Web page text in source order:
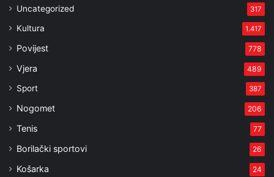
Uncategorized 317
Kultura 1.417
Povijest 778
Vjera 489
Sport 387
Nogomet 206
Tenis 77
Borilački sportovi 26
Košarka 24